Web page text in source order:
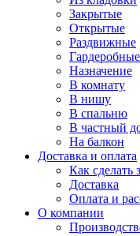
Закрытые
Открытые
Раздвижные
Назначение
В комнату
В нишу
В спальню
В частный
На балкон
Доставка и оплата
Как сделать
Доставка
Оплата и
О компании